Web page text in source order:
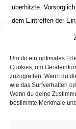
Um dir ein optimales
Cookies, um
zuzugreifen. Wenn du
wie das Surfverhalten
Wenn du deine
bestimmte Merkmale
überhitzte.
dem Eintreffen der
im Außenbereich
45 Minuten war der
zurück zum